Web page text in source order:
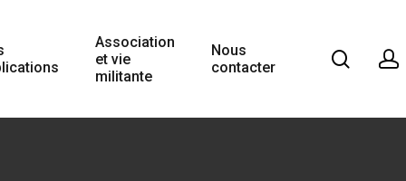
Association
et vie
militante
Nous
contacter